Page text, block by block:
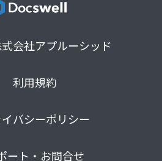
会社アプルーシッド
利用規約
バシーポリシー
ート・お問合せ